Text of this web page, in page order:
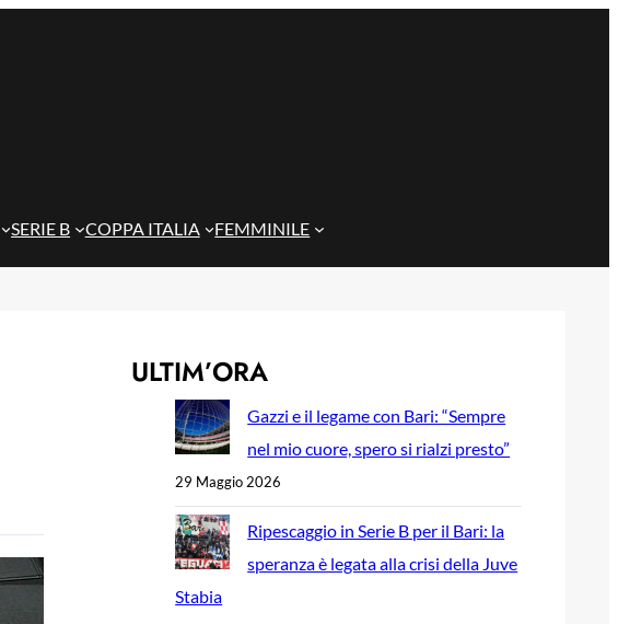
SERIE B COPPA ITALIA FEMMINILE
ULTIM’ORA
Gazzi e il legame con Bari: “Sempre
nel mio cuore, spero si rialzi presto”
29 Maggio 2026
Ripescaggio in Serie B per il Bari: la
speranza è legata alla crisi della Juve
Stabia